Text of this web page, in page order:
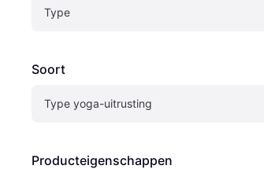
Type
Soort
Type yoga-uitrusting
Producteigenschappen